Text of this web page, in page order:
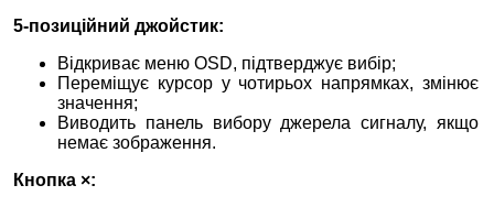
5-позиційний джойстик:
Відкриває меню OSD, підтверджує вибір;
Переміщує курсор у чотирьох напрямках, змінює
значення;
Виводить панель вибору джерела сигналу, якщо
немає зображення.
Кнопка ×: